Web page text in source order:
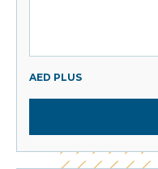
AED PLUS